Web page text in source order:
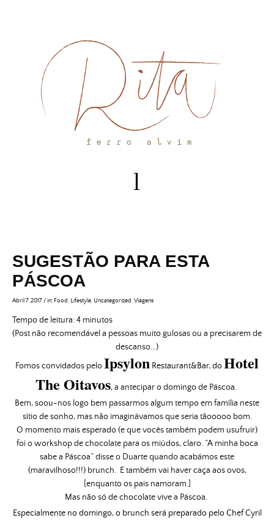
SUGESTÃO PARA ESTA
PÁSCOA
Abril 7, 2017/in: Food Lifestyle Uncategorized Viagens
Tempo de leitura:4 minutos
(Post não recomendável a pessoas muito gulosas ou a precisarem de
descanso…)
Fomos convidados peloIpsylon Restaurant&Bar, doHotel
The Oitavos,a antecipar o domingo de Páscoa.
Bem, soou-nos logo bem passarmos algum tempo em família neste
sítio de sonho, mas não imaginávamos que seria tãooooo bom.
O momento mais esperado (e que vocês também podem usufruir)
foi o workshop de chocolate para os miúdos, claro. “A minha boca
sabe a Páscoa” disse o Duarte quando acabámos este
(maravilhoso!!!) brunch. E também vai haver caça aos ovos,
[enquanto os pais namoram.]
Mas não só de chocolate vive a Páscoa.
Especialmente no domingo, o brunch será preparado pelo Chef Cyril